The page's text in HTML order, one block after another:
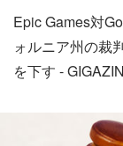
Epic Games対
ォルニア州の裁
を下す -